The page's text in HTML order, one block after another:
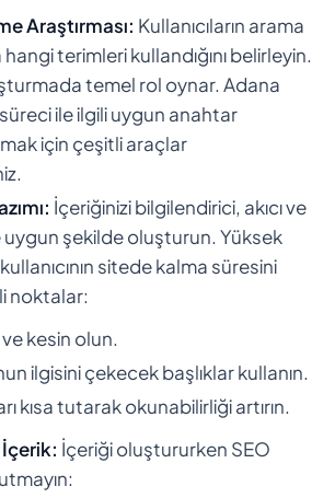
Araştırması: Kullanıcıların arama
terimleri kullandığını belirleyin.
temel rol oynar. Adana
ile ilgili uygun anahtar
için çeşitli araçlar
İçeriğinizi bilgilendirici, akıcı ve
şekilde oluşturun. Yüksek
sitede kalma süresini
noktalar:
kesin olun.
ilgisini çekecek başlıklar kullanın.
kısa tutarak okunabilirliği artırın.
İçeriği oluştururken SEO